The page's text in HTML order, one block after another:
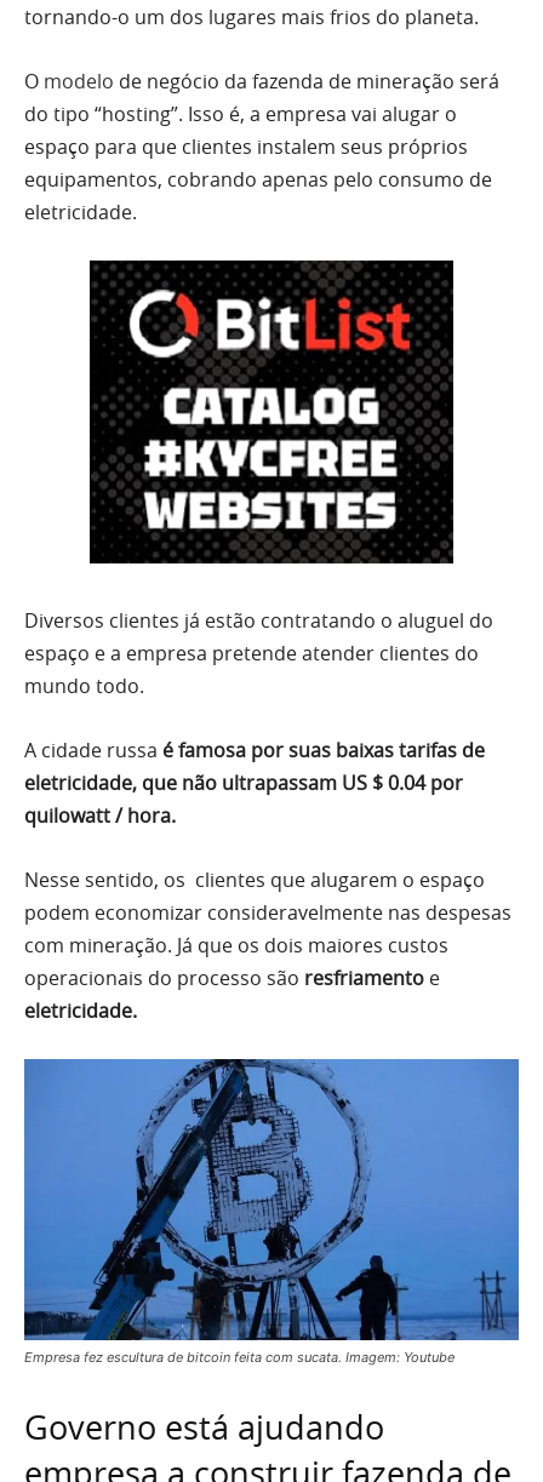
tornando-o um dos lugares mais frios do planeta.
O modelo de negócio da fazenda de mineração será
do tipo “hosting”. Isso é, a empresa vai alugar o
espaço para que clientes instalem seus próprios
equipamentos, cobrando apenas pelo consumo de
eletricidade.
Diversos clientes já estão contratando o aluguel do
espaço e a empresa pretende atender clientes do
mundo todo.
A cidade russa é famosa por suas baixas tarifas de
eletricidade, que não ultrapassam US $ 0.04 por
quilowatt / hora.
Nesse sentido, os clientes que alugarem o espaço
podem economizar consideravelmente nas despesas
com mineração. Já que os dois maiores custos
operacionais do processo são resfriamento e
eletricidade.
Empresa fez escultura de bitcoin feita com sucata. Imagem: Youtube
Governo está ajudando